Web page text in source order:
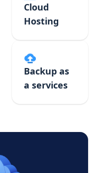
Cloud
Hosting
Backup as
a services